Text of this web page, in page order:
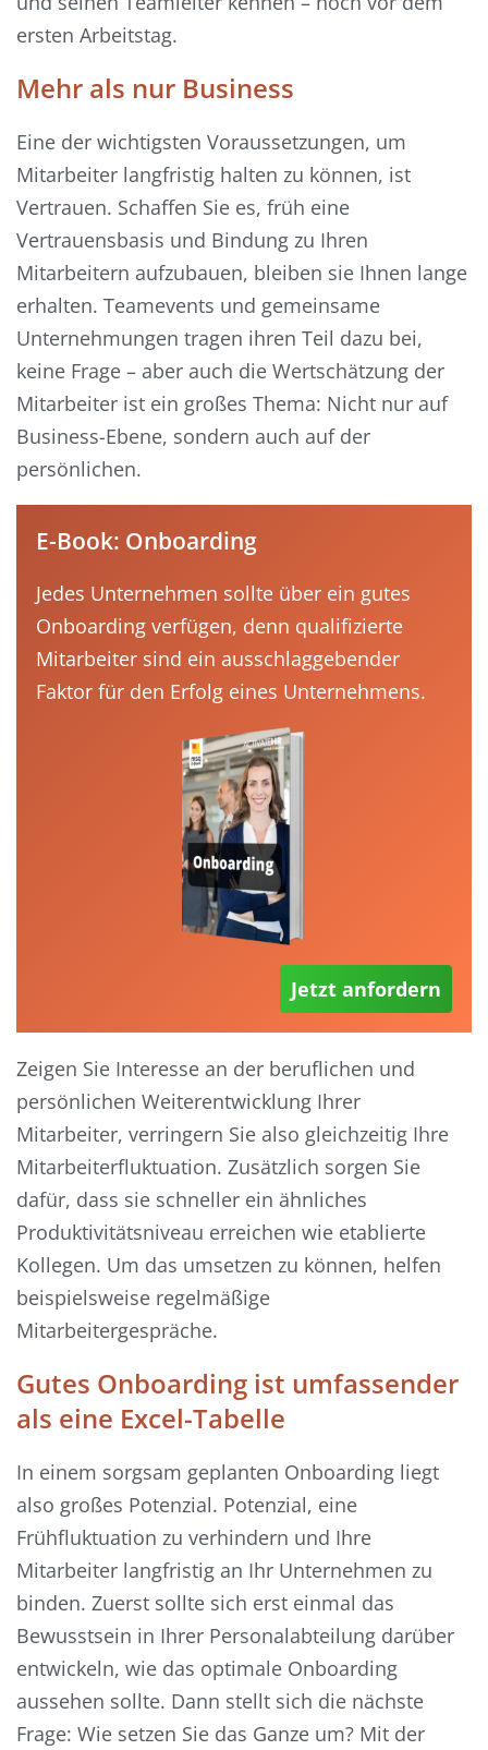
ersten Arbeitstag.
Mehr als nur Business
Eine der wichtigsten Voraussetzungen, um
Mitarbeiter langfristig halten zu können, ist
Vertrauen. Schaffen Sie es, früh eine
Vertrauensbasis und Bindung zu Ihren
Mitarbeitern aufzubauen, bleiben sie Ihnen lange
erhalten. Teamevents und gemeinsame
Unternehmungen tragen ihren Teil dazu bei,
keine Frage – aber auch die Wertschätzung der
Mitarbeiter ist ein großes Thema: Nicht nur auf
Business-Ebene, sondern auch auf der
persönlichen.
E-Book: Onboarding
Jedes Unternehmen sollte über ein gutes
Onboarding verfügen, denn qualifizierte
Mitarbeiter sind ein ausschlaggebender
Faktor für den Erfolg eines Unternehmens.
Jetzt anfordern
Zeigen Sie Interesse an der beruflichen und
persönlichen Weiterentwicklung Ihrer
Mitarbeiter, verringern Sie also gleichzeitig Ihre
Mitarbeiterfluktuation. Zusätzlich sorgen Sie
dafür, dass sie schneller ein ähnliches
Produktivitätsniveau erreichen wie etablierte
Kollegen. Um das umsetzen zu können, helfen
beispielsweise regelmäßige
Mitarbeitergespräche.
Gutes Onboarding ist umfassender
als eine Excel-Tabelle
In einem sorgsam geplanten Onboarding liegt
also großes Potenzial. Potenzial, eine
Frühfluktuation zu verhindern und Ihre
Mitarbeiter langfristig an Ihr Unternehmen zu
binden. Zuerst sollte sich erst einmal das
Bewusstsein in Ihrer Personalabteilung darüber
entwickeln, wie das optimale Onboarding
aussehen sollte. Dann stellt sich die nächste
Frage: Wie setzen Sie das Ganze um? Mit der